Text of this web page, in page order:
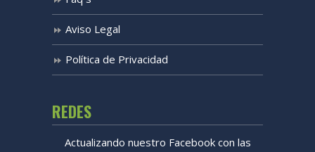
Aviso Legal
Política de Privacidad
REDES
Actualizando nuestro Facebook con las